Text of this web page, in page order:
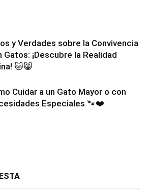
y Verdades sobre la Convivencia
Gatos: ¡Descubre la Realidad
🐱😸
Cuidar a un Gato Mayor o con
Especiales 🐾❤️